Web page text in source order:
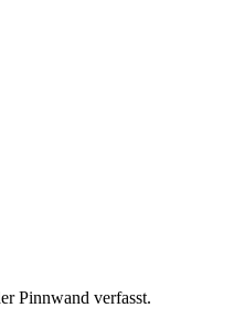
Pinnwand verfasst.